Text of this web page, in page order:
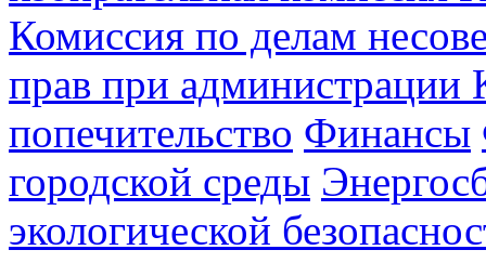
Комиссия по делам
прав при администрации
попечительство Финансы
городской среды
экологической